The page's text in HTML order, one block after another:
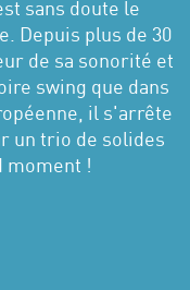
sans doute le
Depuis plus de 30
de sa sonorité et
swing que dans
il s'arrête
un trio de solides
moment !